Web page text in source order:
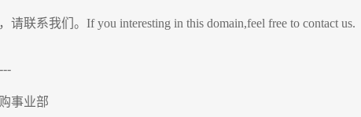
联系我们。If you interesting in this domain,feel free to contact us.
事业部